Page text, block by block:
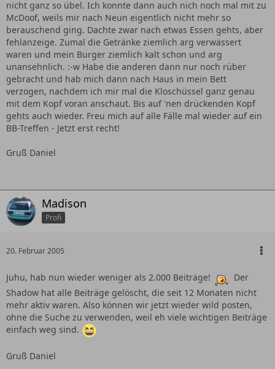
nicht ganz so übel. Ich konnte dann auch nich noch mal mit zu
McDoof, weils mir nach Neun eigentlich nicht mehr so
berauschend ging. Dachte zwar nach etwas Essen gehts, aber
fehlanzeige. Zumal die Getränke ziemlich arg verwässert
waren und mein Burger ziemlich kalt schon und arg
unansehnlich. :-w Habe die anderen dann nur noch rüber
gebracht und hab mich dann nach Haus in mein Bett
verzogen, nachdem ich mir mal die Kloschüssel ganz genau
mit dem Kopf voran anschaut. Bis auf 'nen drückenden Kopf
gehts auch wieder. Freu mich auf alle Fälle mal wieder auf ein
BB-Treffen - Jetzt erst recht!
Gruß Daniel
Madison
Profi
20. Februar 2005
Juhu, hab nun wieder weniger als 2.000 Beiträge!
Der
Shadow hat alle Beiträge gelöscht, die seit 12 Monaten nicht
mehr aktiv waren. Also können wir jetzt wieder wild posten,
ohne die Suche zu verwenden, weil eh viele wichtigen Beiträge
einfach weg sind.
Gruß Daniel